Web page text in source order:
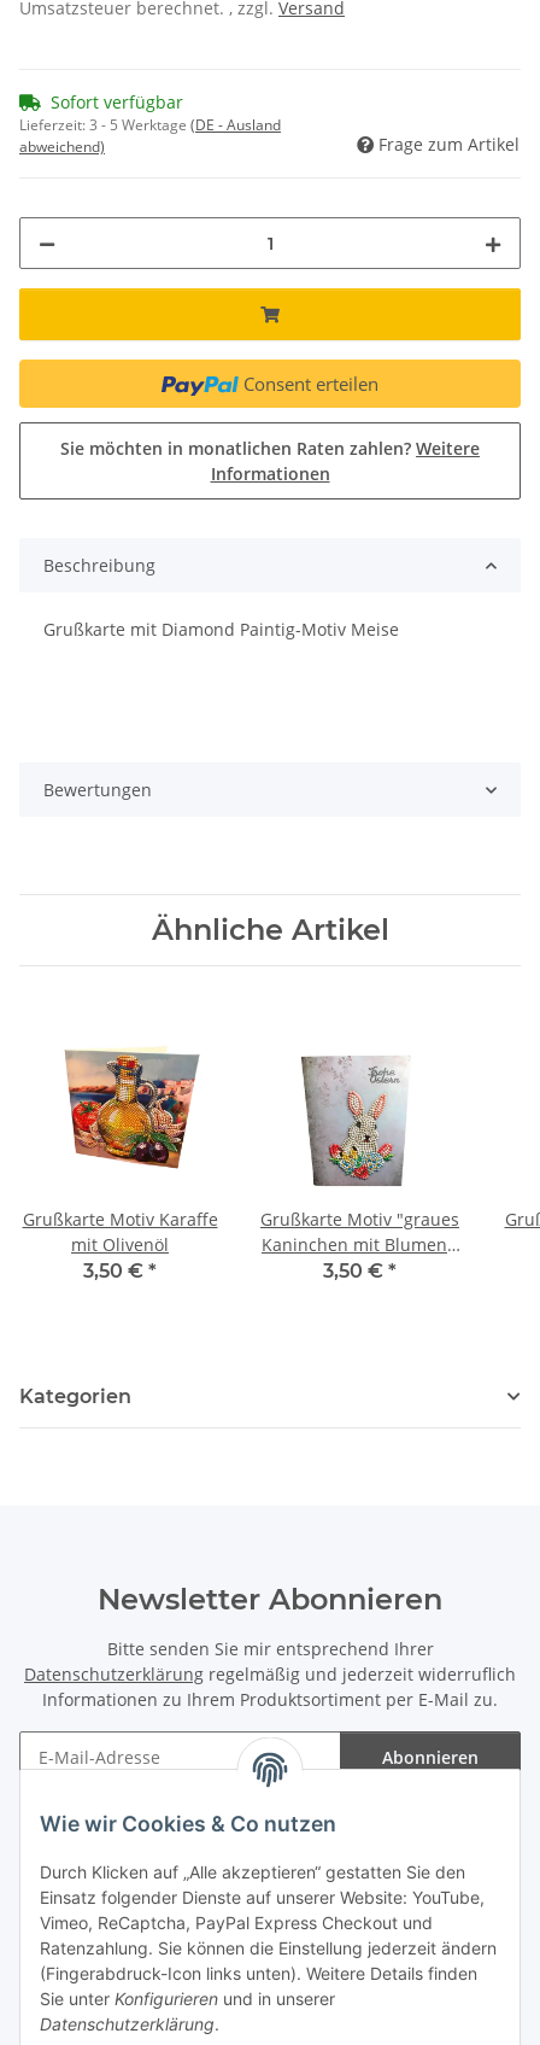
Wie wir Cookies & Co nutzen
Durch Klicken auf „Alle akzeptieren“ gestatten Sie den
Einsatz folgender Dienste auf unserer Website: YouTube,
Vimeo, ReCaptcha, PayPal Express Checkout und
Ratenzahlung. Sie können die Einstellung jederzeit ändern
(Fingerabdruck-Icon links unten). Weitere Details finden
Sie unter Konfigurieren und in unserer
Datenschutzerklärung.
Umsatzsteuer berechnet. , zzgl. Versand
Sofort verfügbar
Lieferzeit:3 - 5 Werktage (DE - Ausland
abweichend)
Frage zum Artikel
Consent erteilen
Sie möchten in monatlichen Raten zahlen? Weitere
Informationen
Beschreibung
Grußkarte mit Diamond Paintig-Motiv Meise
Bewertungen
Ähnliche Artikel
Grußkarte Motiv Karaffe
mit Olivenöl
3,50 € *
Grußkarte Motiv "graues
Kaninchen mit Blumen",
Schriftzug "Frohe
3,50 € *
Kategorien
Newsletter Abonnieren
Bitte senden Sie mir entsprechend Ihrer
Datenschutzerklärung regelmäßig und jederzeit widerruflich
Informationen zu Ihrem Produktsortiment per E-Mail zu.
Abonnieren
Gesetzliche Informationen
Vertrag widerrufen